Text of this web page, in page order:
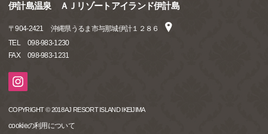
伊計島温泉 ＡＪリゾートアイランド伊計島
〒904-2421
沖縄県うるま市与那城伊計１２８６
TEL
098-983-1230
FAX
098-983-1231
COPYRIGHT © 2018 AJ RESORT ISLAND IKEIJIMA
cookieの利用について